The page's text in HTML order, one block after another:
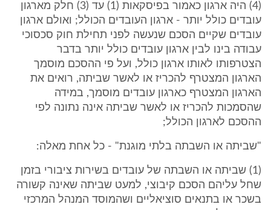
(4) היה ארגון כאמור בפיסקאות (1) עד (3) חלק מארגון
עובדים כולל יותר - ארגון העובדים הכולל; ואולם ארגון
עובדים שקיים הסכם שנעשה לפני תחילת חוק סכסוכי
עבודה בינו לבין ארגון עובדים כולל יותר בדבר
הצטרפותו לאותו ארגון כולל, ועל פי ההסכם מוסמך
הארגון המצטרף להכריז או לאשר שביתה, רואים את
הארגון המצטרף כארגון עובדים מוסמך, במידה
שהסמכות להכריז או לאשר שביתה אינה נתונה לפי
ההסכם לארגון הכולל;
"שביתה או השבתה בלתי מוגנת" - כל אחת מאלה:
(1) שביתה או השבתה של עובדים בשירות ציבורי בזמן
שחל עליהם הסכם קיבוצי, למעט שביתה שאינה קשורה
בשכר או בתנאים סוציאליים ושהמוסד המנהל המרכזי